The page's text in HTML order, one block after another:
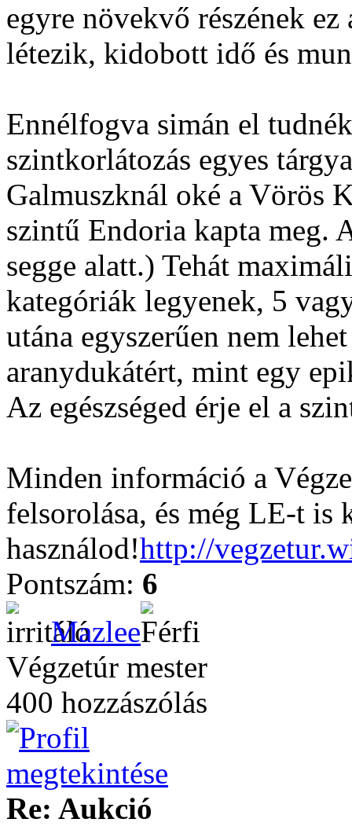
egyre növekvő részének ez
létezik, kidobott idő és
Ennélfogva simán el
szintkorlátozás egyes
Galmuszknál oké a Vörös
szintű Endoria kapta meg.
segge alatt.) Tehát
kategóriák legyenek, 5
utána egyszerűen nem
aranydukátért, mint egy
Az egészséged érje el a
Minden információ a
felsorolása, és még LE-t is
használod!http://
Pontszám: 6
Mazlee
Végzetúr mester
400 hozzászólás
Re: Aukció